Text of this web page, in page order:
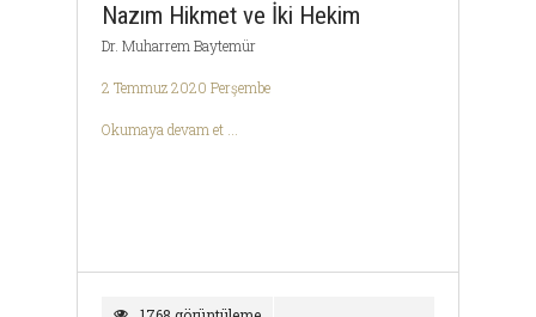
Nazım Hikmet ve İki Hekim
Dr. Muharrem Baytemür
2 Temmuz 2020 Perşembe
Okumaya devam et ...